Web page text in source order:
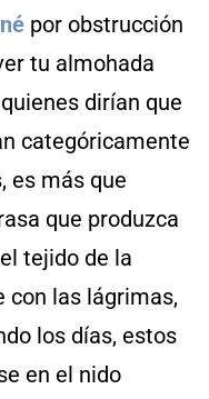
por obstrucción
tu almohada
dirían que
categóricamente
es más que
que produzca
tejido de la
con las lágrimas,
los días, estos
en el nido